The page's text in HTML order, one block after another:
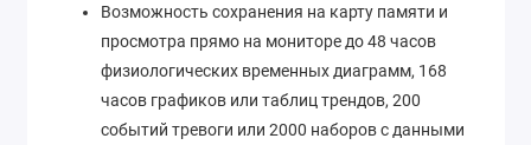
Возможность сохранения на карту памяти и
просмотра прямо на мониторе до 48 часов
физиологических временных диаграмм, 168
часов графиков или таблиц трендов, 200
событий тревоги или 2000 наборов с данными